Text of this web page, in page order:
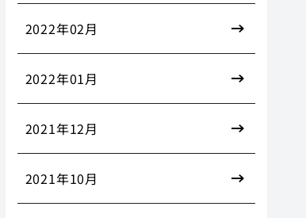
2022年02月
2022年01月
2021年12月
2021年10月